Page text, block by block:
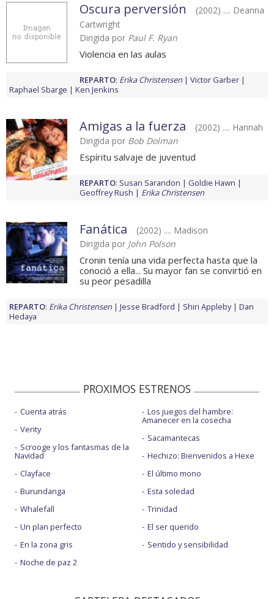
Oscura perversión
(2002) .... Deanna
Cartwright
Dirigida por Paul F. Ryan
Violencia en las aulas
REPARTO: Erika Christensen
Victor Garber
Raphael Sbarge
Ken Jenkins
Amigas a la fuerza
(2002) .... Hannah
Dirigida por Bob Dolman
Espíritu salvaje de juventud
REPARTO: Susan Sarandon
Goldie Hawn
Geoffrey Rush
Erika Christensen
Fanática
(2002) .... Madison
Dirigida por John Polson
Cronin tenía una vida perfecta hasta que la
conoció a ella... Su mayor fan se convirtió en
su peor pesadilla
REPARTO: Erika Christensen Jesse Bradford Shiri Appleby
Dan
Hedaya
PROXIMOS ESTRENOS
Cuenta atrás
Verity
Scrooge y los fantasmas de la
Navidad
Clayface
Burundanga
Whalefall
Un plan perfecto
En la zona gris
Noche de paz 2
Los juegos del hambre:
Amanecer en la cosecha
Sacamantecas
Hechizo: Bienvenidos a Hexe
El último mono
Esta soledad
Trinidad
El ser querido
Sentido y sensibilidad